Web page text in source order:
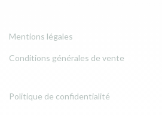
Mentions légales
Conditions générales de vente
Politique de confidentialité